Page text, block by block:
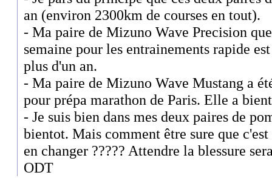
an (environ 2300km de courses en tout).
- Ma paire de Mizuno Wave Precision
semaine pour les entrainements rapide
plus d'un an.
- Ma paire de Mizuno Wave Mustang a
pour prépa marathon de Paris. Elle a
- Je suis bien dans mes deux paires de
bientot. Mais comment être sure que
en changer ????? Attendre la blessure
ODT